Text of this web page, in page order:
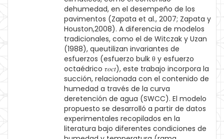
dehumedad, en el desempeño de los
pavimentos (Zapata et al., 2007; Zapata y
Houston,2008). A diferencia de modelos
tradicionales, como el de Witczak y Uzan
(1988), queutilizan invariantes de
esfuerzos (esfuerzo bulk θ y esfuerzo
octaédrico 𝜏𝑜𝑐𝑡), este trabajo incorpora la
succión, relacionada con el contenido de
humedad a través de la curva
deretención de agua (SWCC). El modelo
propuesto se desarrolló a partir de datos
experimentales recopilados en la
literatura bajo diferentes condiciones de